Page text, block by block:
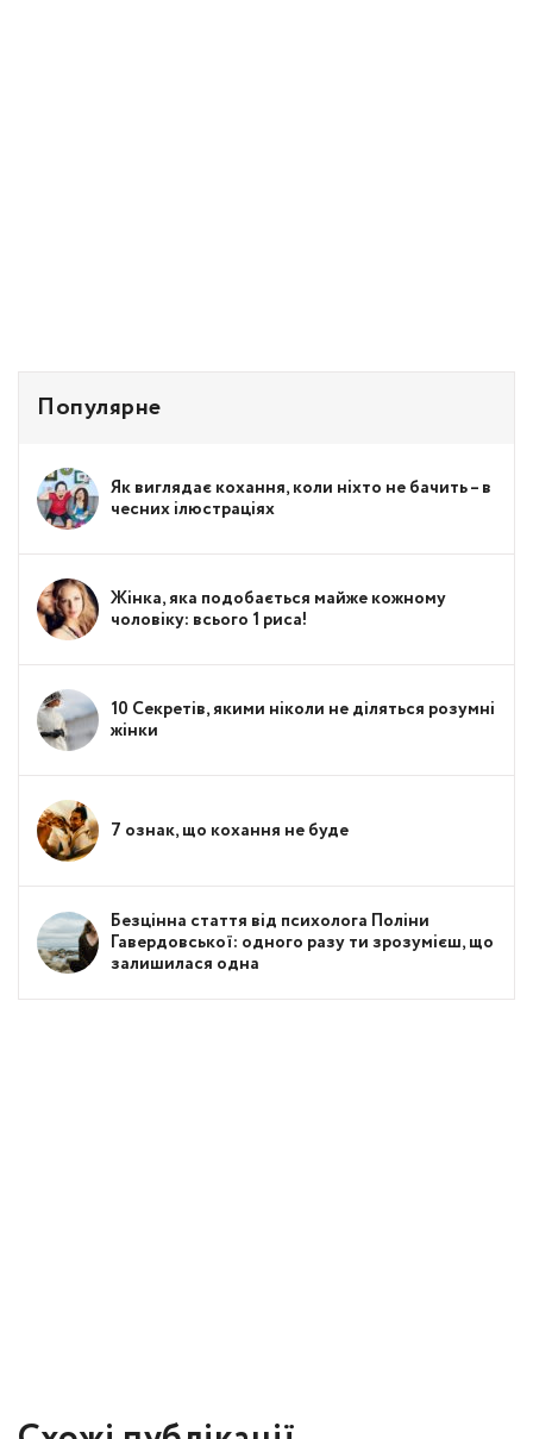
Популярне
Як виглядає кохання, коли ніхто не бачить – в
чесних ілюстраціях
Жінка, яка подобається майже кожному
чоловіку: всього 1 риса!
10 Секретів, якими ніколи не діляться розумні
жінки
7 ознак, що кохання не буде
Безцінна стаття від психолога Поліни
Гавердовської: одного разу ти зрозумієш, що
залишилася одна